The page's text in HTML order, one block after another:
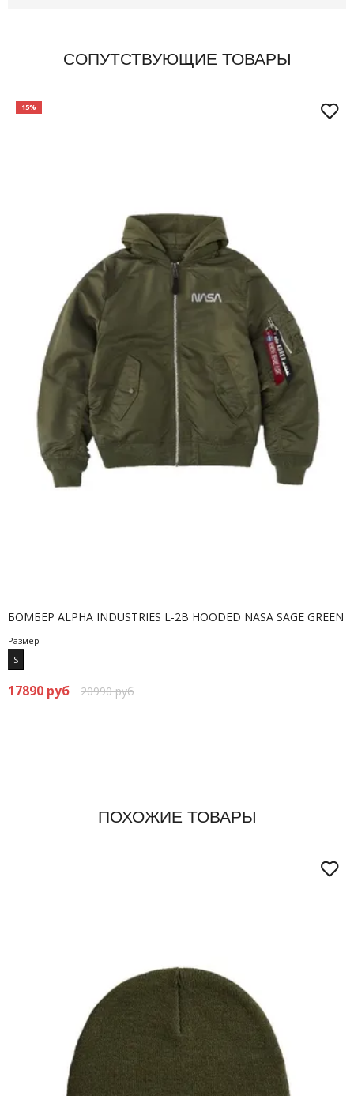
СОПУТСТВУЮЩИЕ ТОВАРЫ
15%
БОМБЕР ALPHA INDUSTRIES L-2B HOODED NASA SAGE GREEN
Размер
S
17890 руб 20990 руб
ПОХОЖИЕ ТОВАРЫ